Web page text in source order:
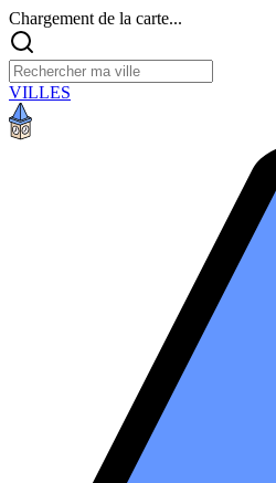
Chargement de la carte...
VILLES